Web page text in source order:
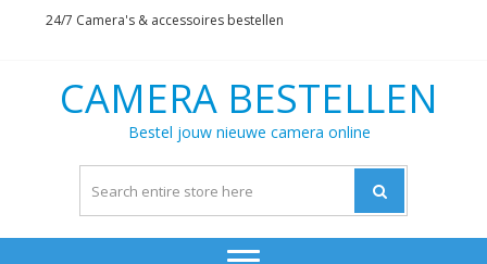
24/7 Camera's & accessoires bestellen
CAMERA BESTELLEN
Bestel jouw nieuwe camera online